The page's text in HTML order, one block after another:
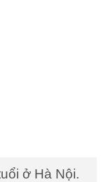
ở Hà Nội.